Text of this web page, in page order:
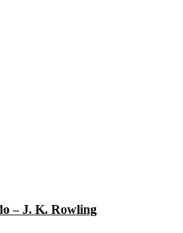
– J. K. Rowling